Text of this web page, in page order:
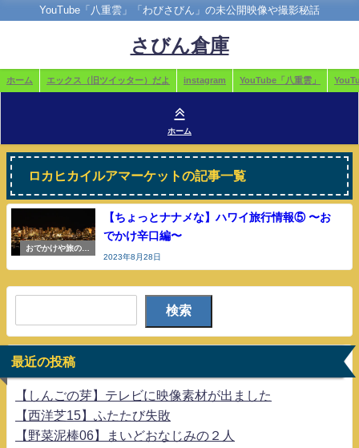
YouTube「八重雲」「わびさびん」の未公開映像や撮影秘話
さびん倉庫
ホーム エックス（旧ツイッター）だよ instagram YouTube「八重雲」
ホーム
ロカヒカイルアマーケットの記事一覧
おでかけや旅の参
【ちょっとナナメな】ハワイ旅行情報⑤ 〜お
でかけ辛口編〜
2023年8月28日
検索
最近の投稿
【しんごの芽】テレビに映像素材が出ました
【西洋芝15】ふたたび失敗
【野菜泥棒06】まいどおなじみの２人